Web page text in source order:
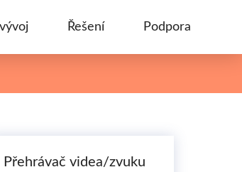
Řešení Podpora
Přehrávač videa/zvuku